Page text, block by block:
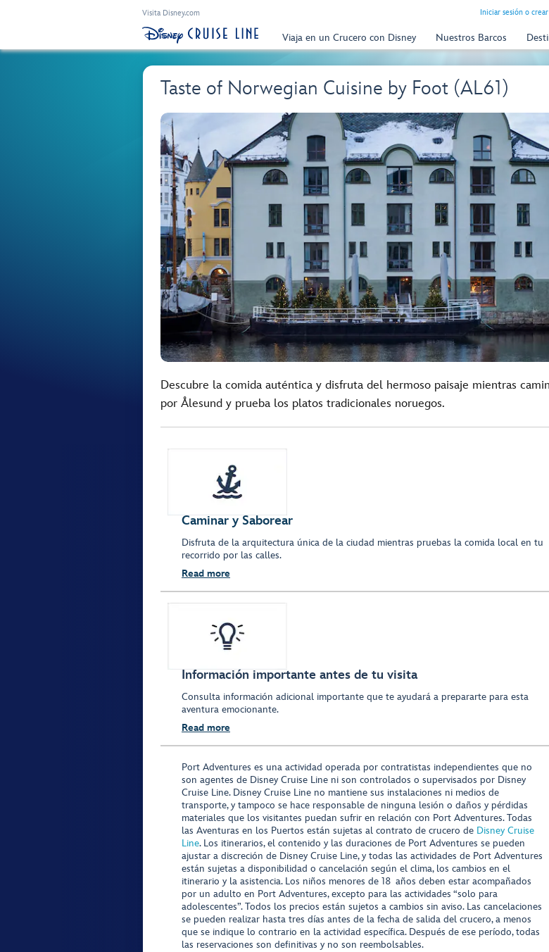
Visita Disney.com Iniciar sesión o
Viaja en un Crucero con Disney Nuestros Barcos
Taste of Norwegian Cuisine by Foot (AL61)
Descubre la comida auténtica y disfruta del hermoso paisaje mientras
por Ålesund y prueba los platos tradicionales noruegos.
Caminar y Saborear
Disfruta de la arquitectura única de la ciudad mientras pruebas la comida local en tu
recorrido por las calles.
Read more
Información importante antes de tu visita
Consulta información adicional importante que te ayudará a prepararte para esta
aventura emocionante.
Read more
Port Adventures es una actividad operada por contratistas independientes que no
son agentes de Disney Cruise Line ni son controlados o supervisados por Disney
Cruise Line. Disney Cruise Line no mantiene sus instalaciones ni medios de
transporte, y tampoco se hace responsable de ninguna lesión o daños y pérdidas
materiales que los visitantes puedan sufrir en relación con Port Adventures. Todas
las Aventuras en los Puertos están sujetas al contrato de crucero de Disney Cruise
Line. Los itinerarios, el contenido y las duraciones de Port Adventures se pueden
ajustar a discreción de Disney Cruise Line, y todas las actividades de Port Adventures
están sujetas a disponibilidad o cancelación según el clima, los cambios en el
itinerario y la asistencia. Los niños menores de 18 años deben estar acompañados
por un adulto en Port Adventures, excepto para las actividades “solo para
adolescentes”. Todos los precios están sujetos a cambios sin aviso. Las cancelaciones
se pueden realizar hasta tres días antes de la fecha de salida del crucero, a menos
que se indique lo contrario en la actividad específica. Después de ese período, todas
las reservaciones son definitivas y no son reembolsables.